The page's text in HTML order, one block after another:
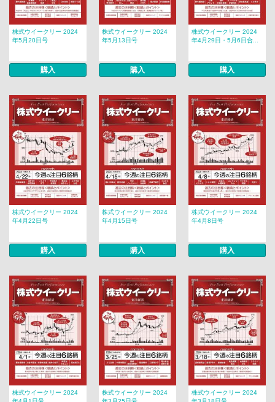
株式ウイークリー 2024
年5月20日号
購入
株式ウイークリー 2024
年5月13日号
購入
株式ウイークリー 2024
年4月29日・5月6日合...
購入
株式ウイークリー 2024
年4月22日号
購入
株式ウイークリー 2024
年4月15日号
購入
株式ウイークリー 2024
年4月8日号
購入
株式ウイークリー 2024
株式ウイークリー 2024
株式ウイークリー 2024